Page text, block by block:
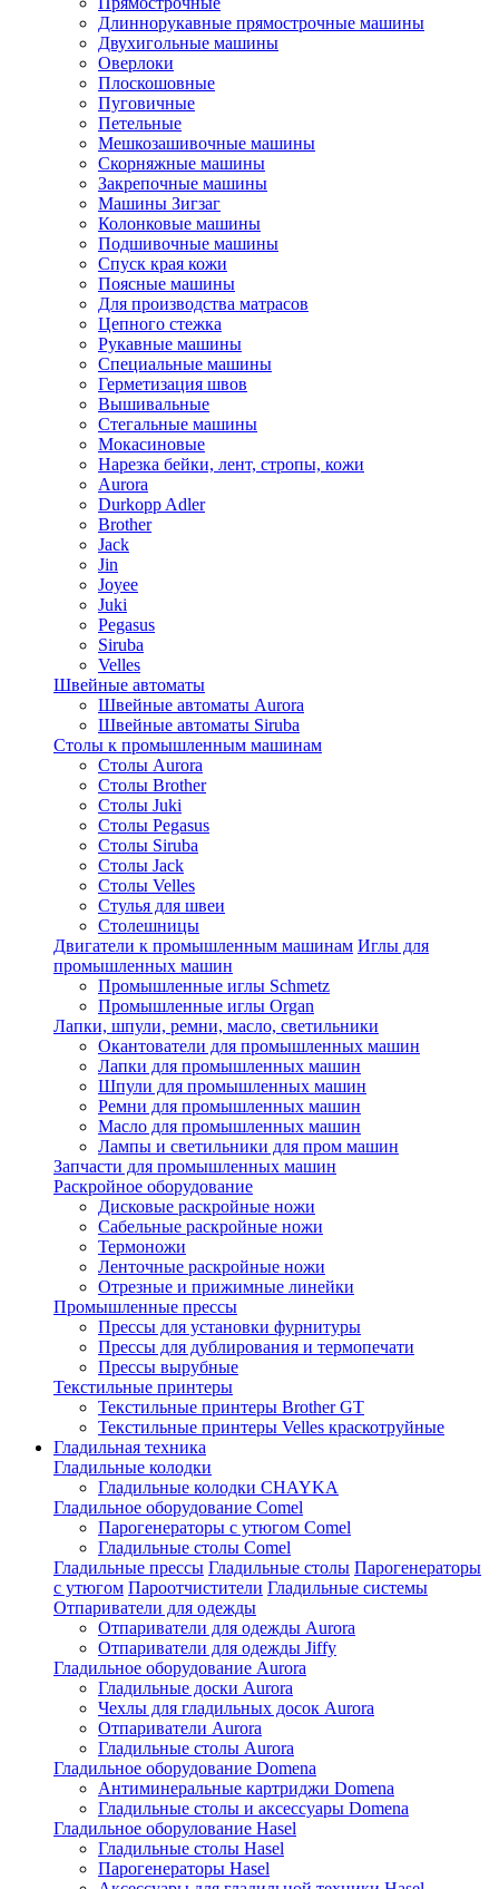
Длиннорукавные прямострочные машины
Двухигольные машины
Оверлоки
Плоскошовные
Пуговичные
Петельные
Мешкозашивочные машины
Скорняжные машины
Закрепочные машины
Машины Зигзаг
Колонковые машины
Подшивочные машины
Спуск края кожи
Поясные машины
Для производства матрасов
Цепного стежка
Рукавные машины
Специальные машины
Герметизация швов
Вышивальные
Стегальные машины
Мокасиновые
Нарезка бейки, лент, стропы, кожи
Aurora
Durkopp Adler
Brother
Jack
Jin
Joyee
Juki
Pegasus
Siruba
Velles
Швейные автоматы
Швейные автоматы Aurora
Швейные автоматы Siruba
Столы к промышленным машинам
Столы Aurora
Столы Brother
Столы Juki
Столы Pegasus
Столы Siruba
Столы Jack
Столы Velles
Стулья для швеи
Столешницы
Двигатели к промышленным машинам Иглы для
промышленных машин
Промышленные иглы Schmetz
Промышленные иглы Organ
Лапки, шпули, ремни, масло, светильники
Окантователи для промышленных машин
Лапки для промышленных машин
Шпули для промышленных машин
Ремни для промышленных машин
Масло для промышленных машин
Лампы и светильники для пром машин
Запчасти для промышленных машин
Раскройное оборудование
Дисковые раскройные ножи
Сабельные раскройные ножи
Термоножи
Ленточные раскройные ножи
Отрезные и прижимные линейки
Промышленные прессы
Прессы для установки фурнитуры
Прессы для дублирования и термопечати
Прессы вырубные
Текстильные принтеры
Текстильные принтеры Brother GT
Текстильные принтеры Velles краскотруйные
Гладильная техника
Гладильные колодки
Гладильные колодки CHAYKA
Гладильное оборудование Comel
Парогенераторы с утюгом Comel
Гладильные столы Comel
Гладильные прессы Гладильные столы Парогенераторы
с утюгом Пароотчистители Гладильные системы
Отпариватели для одежды
Отпариватели для одежды Aurora
Отпариватели для одежды Jiffy
Гладильное оборудование Aurora
Гладильные доски Aurora
Чехлы для гладильных досок Aurora
Отпариватели Aurora
Гладильные столы Aurora
Гладильное оборудование Domena
Антиминеральные картриджи Domena
Гладильные столы и аксессуары Domena
Гладильное оборулование Hasel
Гладильные столы Hasel
Парогенераторы Hasel